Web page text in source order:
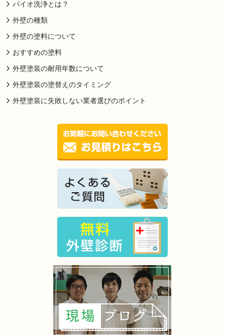
バイオ洗浄とは？
外壁の種類
外壁の塗料について
おすすめの塗料
外壁塗装の耐用年数について
外壁塗装の塗替えのタイミング
外壁塗装に失敗しない業者選びのポイント